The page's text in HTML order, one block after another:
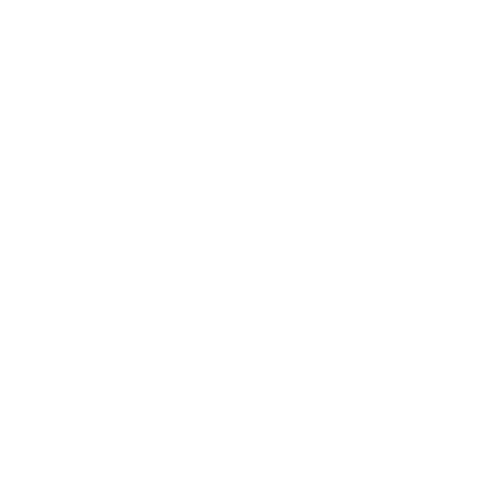
geserveerd worden. Geniet van
bespreking of een ontspannen
en verfrissende